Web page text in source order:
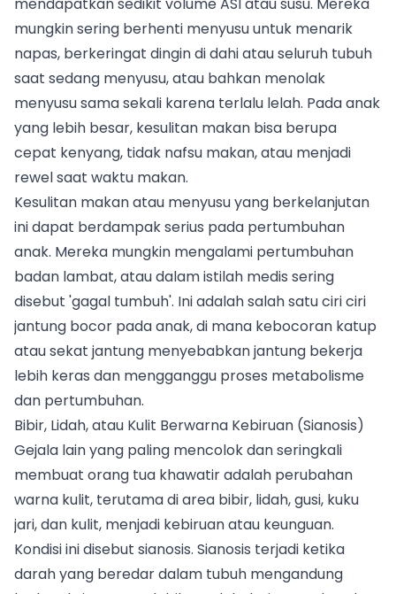
mungkin sering berhenti menyusu untuk menarik
napas, berkeringat dingin di dahi atau seluruh tubuh
saat sedang menyusu, atau bahkan menolak
menyusu sama sekali karena terlalu lelah. Pada anak
yang lebih besar, kesulitan makan bisa berupa
cepat kenyang, tidak nafsu makan, atau menjadi
rewel saat waktu makan.
Kesulitan makan atau menyusu yang berkelanjutan
ini dapat berdampak serius pada pertumbuhan
anak. Mereka mungkin mengalami pertumbuhan
badan lambat, atau dalam istilah medis sering
disebut 'gagal tumbuh'. Ini adalah salah satu ciri ciri
jantung bocor pada anak, di mana kebocoran katup
atau sekat jantung menyebabkan jantung bekerja
lebih keras dan mengganggu proses metabolisme
dan pertumbuhan.
Bibir, Lidah, atau Kulit Berwarna Kebiruan (Sianosis)
Gejala lain yang paling mencolok dan seringkali
membuat orang tua khawatir adalah perubahan
warna kulit, terutama di area bibir, lidah, gusi, kuku
jari, dan kulit, menjadi kebiruan atau keunguan.
Kondisi ini disebut sianosis. Sianosis terjadi ketika
darah yang beredar dalam tubuh mengandung